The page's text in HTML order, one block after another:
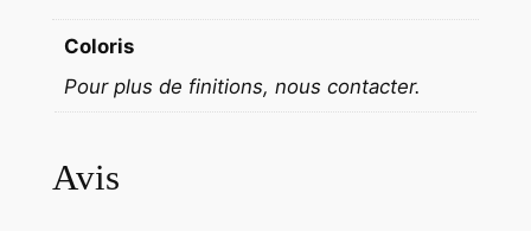
Coloris
Pour plus de finitions, nous contacter.
Avis